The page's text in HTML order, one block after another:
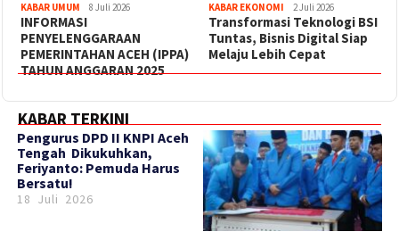
KABAR UMUM 8 Juli 2026
INFORMASI
PENYELENGGARAAN
PEMERINTAHAN ACEH (IPPA)
TAHUN ANGGARAN 2025
KABAR EKONOMI 2 Juli 2026
Transformasi Teknologi BSI
Tuntas, Bisnis Digital Siap
Melaju Lebih Cepat
KABAR TERKINI
‎Pengurus DPD II KNPI Aceh
Tengah Dikukuhkan,
Feriyanto: Pemuda Harus
Bersatu!
18 Juli 2026